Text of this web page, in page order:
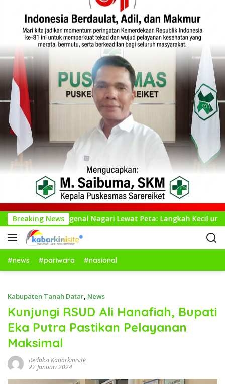
Breaking News
Nagari Lewat Peta: Langkah Kecil untuk Perencanaan
#news #pariwara #nasional
Kabupaten Tanah Datar, News
Kunjungi RSUD Ali Hanafiah, Bupati
Eka Putra Pastikan Pelayanan
Maksimal
Redaksi Kabarkinisite
22 Januari 2024